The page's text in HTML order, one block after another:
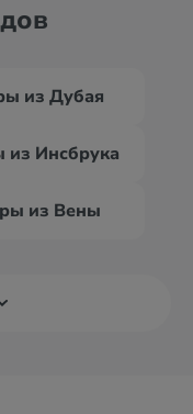
из Дубая
из Инсбрука
из Вены